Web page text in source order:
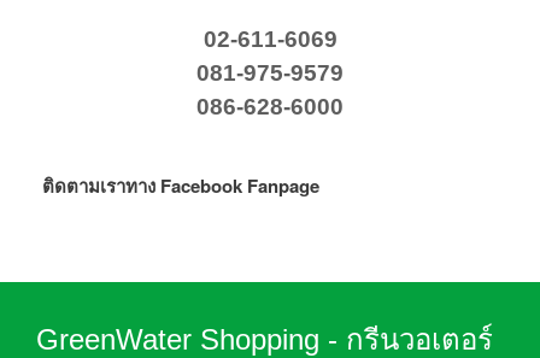
02-611-6069
081-975-9579
086-628-6000
ติดตามเราทาง Facebook Fanpage
GreenWater Shopping - กรีนวอเตอร์